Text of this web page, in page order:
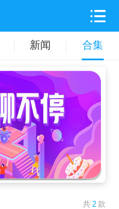
新闻 合集
共 2 款